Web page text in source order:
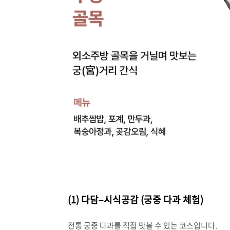
(1) 다담–시식공감 (궁중 다과 체험)
전통 궁중 다과를 직접 맛볼 수 있는 코스입니다.